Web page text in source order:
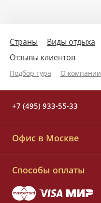
Страны Виды отдыха
Отзывы клиентов
Подбор тура О компании
+7 (495) 933-55-33
+7 (495) 933-55-33
8 (800) 700-25-33
Заказать звонок
Офис в Москве
Способы оплаты